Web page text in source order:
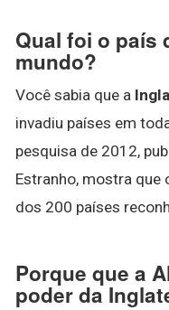
Qual foi o país
mundo?
Você sabia que a
invadiu países em
pesquisa de 2012,
Estranho, mostra que
dos 200 países
Porque que a
poder da